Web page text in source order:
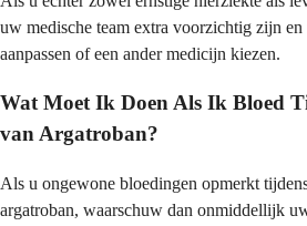
uw medische team extra voorzichtig zijn
aanpassen of een ander medicijn kiezen.
Wat Moet Ik Doen Als Ik Bloed
van Argatroban?
Als u ongewone bloedingen opmerkt
argatroban, waarschuw dan onmiddellijk